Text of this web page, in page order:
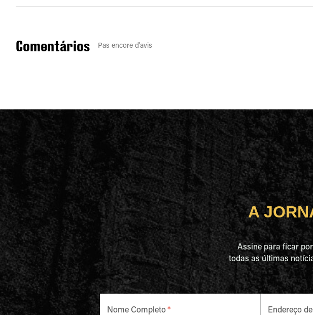
Comentários Pas encore d'avis
A
Assine para ficar
todas as últimas
Nome Completo * Endereço